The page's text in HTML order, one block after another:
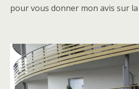
pour vous donner mon avis sur